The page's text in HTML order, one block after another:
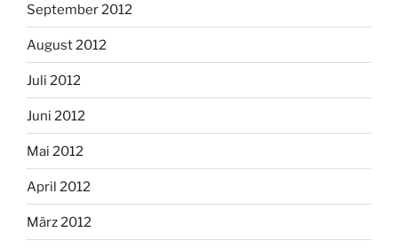
September 2012
August 2012
Juli 2012
Juni 2012
Mai 2012
April 2012
März 2012